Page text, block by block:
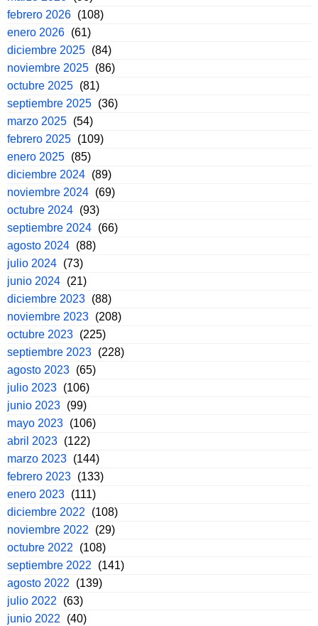
febrero 2026 (108)
enero 2026 (61)
diciembre 2025 (84)
noviembre 2025 (86)
octubre 2025 (81)
septiembre 2025 (36)
marzo 2025 (54)
febrero 2025 (109)
enero 2025 (85)
diciembre 2024 (89)
noviembre 2024 (69)
octubre 2024 (93)
septiembre 2024 (66)
agosto 2024 (88)
julio 2024 (73)
junio 2024 (21)
diciembre 2023 (88)
noviembre 2023 (208)
octubre 2023 (225)
septiembre 2023 (228)
agosto 2023 (65)
julio 2023 (106)
junio 2023 (99)
mayo 2023 (106)
abril 2023 (122)
marzo 2023 (144)
febrero 2023 (133)
enero 2023 (111)
diciembre 2022
(108)
noviembre 2022
(29)
octubre 2022
(108)
septiembre 2022
(141)
agosto 2022
(139)
julio 2022
(63)
junio 2022
(40)